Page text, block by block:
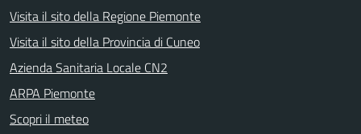
Visita il sito della Regione Piemonte
Visita il sito della Provincia di Cuneo
Azienda Sanitaria Locale CN2
ARPA Piemonte
Scopri il meteo